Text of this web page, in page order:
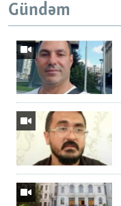
Gündəm